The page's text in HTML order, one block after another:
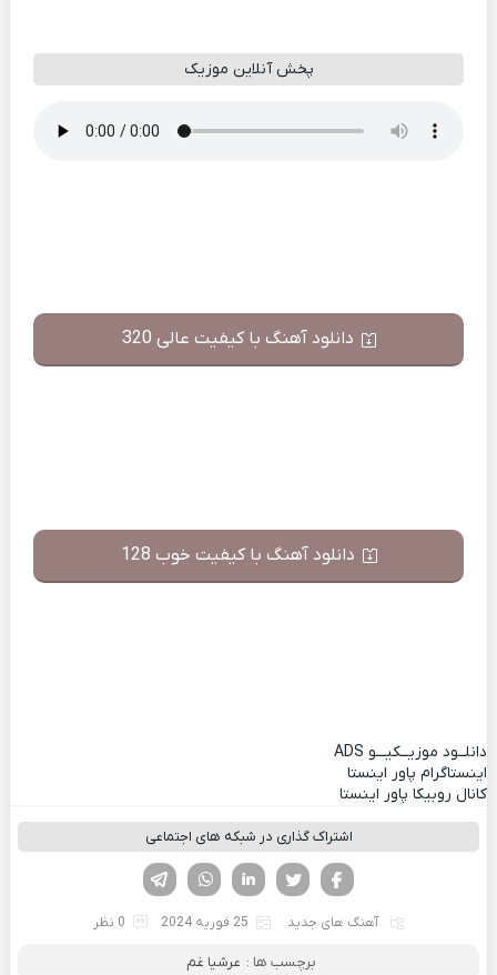
پخش آنلاین موزیک
دانلود آهنگ با کیفیت عالی 320
دانلود آهنگ با کیفیت خوب 128
دانلــود موزیــکیـــو ADS
اینستاگرام پاور اینستا
کانال روبیکا پاور اینستا
اشتراک گذاری در شبکه های اجتماعی
لینکدین تویتر
فیسوک
آهنگ های جدید 25 فوریه 2024 0 نظر
برچسب ها : عرشیا غم